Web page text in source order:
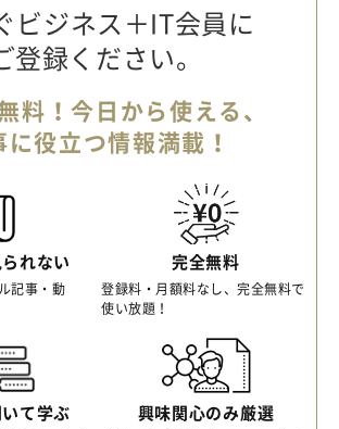
ビジネス＋IT会員に
登録ください。
料！今日から使える、
に役立つ情報満載！
れない
記事・動
完全無料
登録料・月額料なし、完全無料で
使い放題！
て学ぶ 興味関心のみ厳選